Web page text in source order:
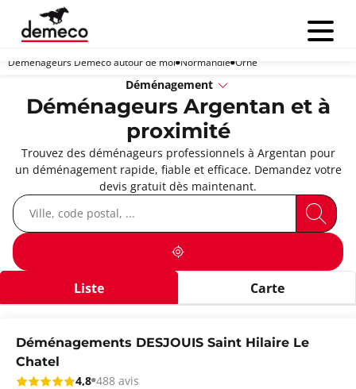
Menu
Déménageurs Demeco autour de moi Normandie Orne
Déménagement
Déménageurs Argentan et à
proximité
Trouvez des déménageurs professionnels à Argentan pour
un déménagement rapide, fiable et efficace. Demandez votre
devis gratuit dès maintenant.
Liste Carte
Déménagements DESJOUIS Saint Hilaire Le
Chatel
4,8 488 avis